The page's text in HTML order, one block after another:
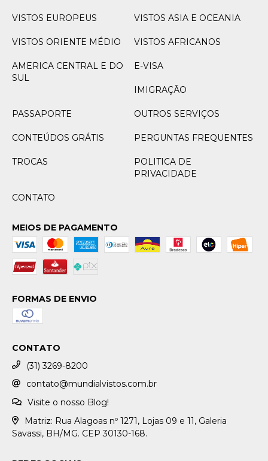
VISTOS EUROPEUS VISTOS ASIA E OCEANIA
VISTOS ORIENTE MÉDIO VISTOS AFRICANOS
AMERICA CENTRAL E DO
SUL
E-VISA
IMIGRAÇÃO
PASSAPORTE OUTROS SERVIÇOS
CONTEÚDOS GRÁTIS PERGUNTAS FREQUENTES
TROCAS
POLITICA DE
PRIVACIDADE
CONTATO
MEIOS DE PAGAMENTO
FORMAS DE ENVIO
CONTATO
(31) 3269-8200
contato@mundialvistos.com.br
Visite o nosso Blog!
Matriz: Rua Alagoas nº 1271, Lojas 09 e 11, Galeria
Savassi, BH/MG. CEP 30130-168.